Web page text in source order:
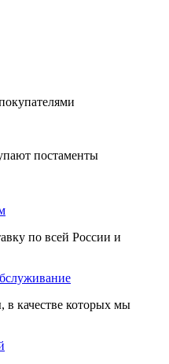
постаменты
по всей России и
в качестве которых мы